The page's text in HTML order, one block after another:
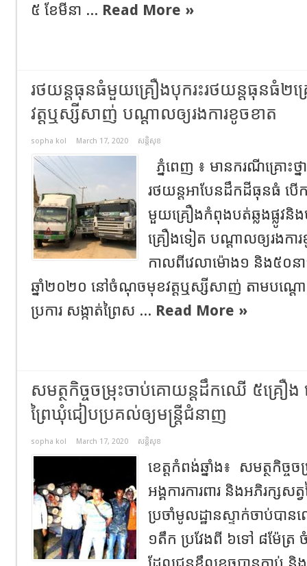
៥ ខែមីនា ... Read More »
រថយន្តធុនធំមួយគ្រឿងបុករះរថយន្តធុនធំ២
វត្តឬស្សីសាញ់​ បណ្ដាលឲ្យរងការខូចខាត
sopha kol March 17, 2020 សន្តិសុខ
ភ្នំពេញ​ ៖​ មានករណីគ្រោះ
រថយន្តអាបែនដឹកដីធុនធំ​ បេី
មួយគ្រឿងកំពុងបត់ឆ្លងផ្លូវ
គ្រឿងទៀត​ បណ្ដាលឲ្យរងកា
កាលពីវេលាម៉ោង១​ និង៥០ន
ឆ្នាំ​២០២០​ នៅចំណុចមុខវត្តឬស្សីសាញ់​ តាមបណ្ដោយ
ប្រការ​ សង្កាត់ព្រៃស​ ... Read More »
សមត្ថកិច្ចចម្រុះចាប់គោយន្តដឹកឈើ ៥គ្រឿ
ព្រៃឃុំជៀបប្រគល់ឲ្យមន្ត្រីជំនាញ
sopha kol March 17, 2020 សន្តិសុខ
ខេត្តកំពង់ឆ្នាំង៖ សមត្ថកិច្ច
អង្គការការពារ និងអភិរក្ស
ប្រចាំមូលដ្ឋានស្ទាក់ចាប់ប
១តឹក ប្រវែងពី ៦ទៅ ៨ម៉ែត្រ